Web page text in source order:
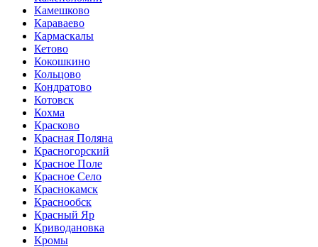
Камешково
Караваево
Кармаскалы
Кетово
Кокошкино
Кольцово
Кондратово
Котовск
Кохма
Красково
Красная Поляна
Красногорский
Красное Поле
Красное Село
Краснокамск
Краснообск
Красный Яр
Криводановка
Кромы